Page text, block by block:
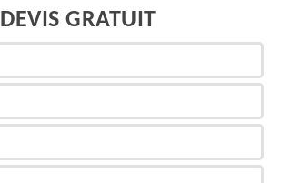
DEVIS GRATUIT